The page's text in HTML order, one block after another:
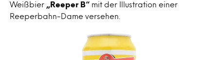
Weißbier
„Reeper B“ mit der Illustration einer
Reeperbahn-Dame versehen.